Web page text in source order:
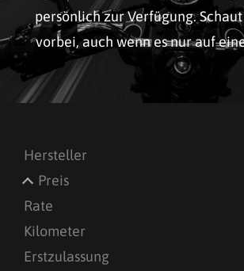
persönlich zur Verfügung.
vorbei, auch wenn es nur auf
Hersteller
Preis
Rate
Kilometer
Erstzulassung